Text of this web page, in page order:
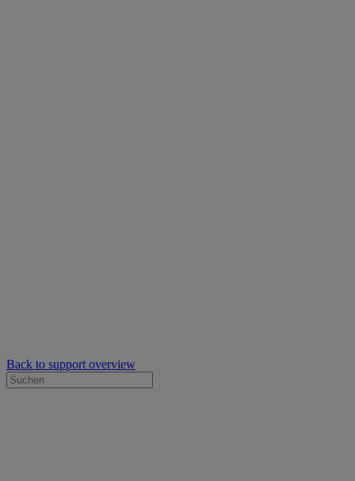
Back to support overview